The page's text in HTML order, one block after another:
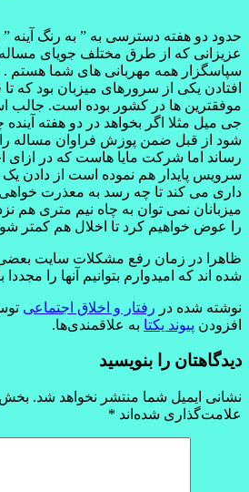
حدود دو هفته دسترسی به ” به رنگ آینه ”
عزیزانی که از طرق مختلف جویای
سپاسگزار همه مهربانی های شما هستم
افتادن یکی از سرورهای میزبان بود که تا
موفقترین ها در کشور بوده است.
جی میل مثلا اگر بخواهد در دو هفته
شود از قبل ضمن پوزش فراوان مساله را
رساند اما شرکت مایا هاست که در ازای
سرویس پایدار هم نموده است از دادن
داری می کند تا چه رسد به معذرت خواهی
میزبانان نمی توان به چاه نیم متری هم
را عوض خواهیم کرد تا اخلال هم کمتر
ظاهرا در زمان رفع مشکلات سایت
شده اند که امیدوارم بتوانیم آنها را مجددا
نوشته شده در رفتار و اخلاق اجتماعی
افزودن پیوند یکتا به علاقمندی‌ها.
دیدگاهتان را بنویسید
نشانی ایمیل شما منتشر نخواهد شد.
علامت‌گذاری شده‌اند *